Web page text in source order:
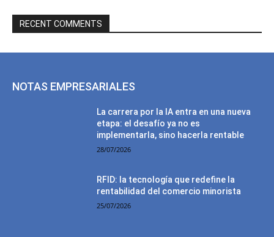
RECENT COMMENTS
NOTAS EMPRESARIALES
La carrera por la IA entra en una nueva
etapa: el desafío ya no es
implementarla, sino hacerla rentable
28/07/2026
RFID: la tecnología que redefine la
rentabilidad del comercio minorista
25/07/2026